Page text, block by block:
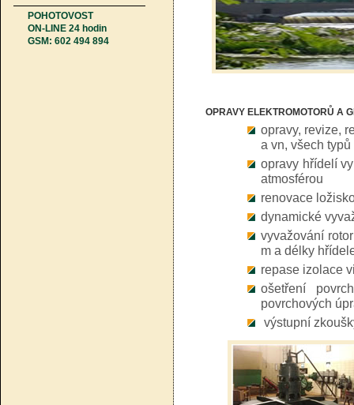
POHOTOVOST
ON-LINE 24 hodin
GSM: 602 494 894
OPRAVY ELEKTROMOTORŮ A
opravy, revize,
a vn, všech
opravy hřídelí
atmosférou
renovace
dynamické
vyvažování
m a délky
repase izolace
ošetření
povrchových
výstupní